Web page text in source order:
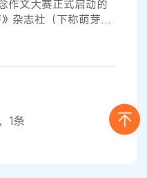
作文大赛正式启动的
杂志社（下称萌芽）
赛二等奖获奖作品
《碎玉投珠》，已取
称《
签的全国新概念作文大
少年
1条